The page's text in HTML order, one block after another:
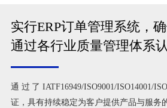
实行ERP订单管理系统，
通过各行业质量管理体系
通过了IATF16949/ISO9001/ISO14001/
证，具有持续稳定为客户提供产品与服务